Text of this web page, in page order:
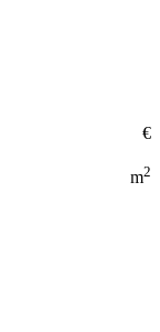
€
m2